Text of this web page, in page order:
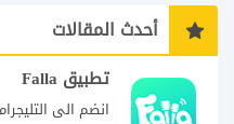
أحدث المقالات
تطبيق Falla